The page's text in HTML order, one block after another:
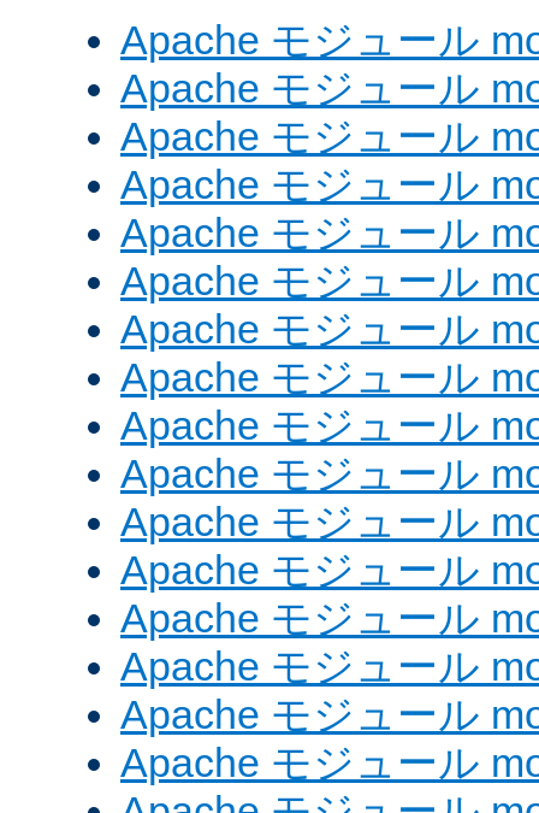
Apache モジュール
Apache モジュール
Apache モジュール
Apache モジュール
Apache モジュール
Apache モジュール
Apache モジュール
Apache モジュール
Apache モジュール
Apache モジュール
Apache モジュール
Apache モジュール
Apache モジュール
Apache モジュール
Apache モジュール
Apache モジュール